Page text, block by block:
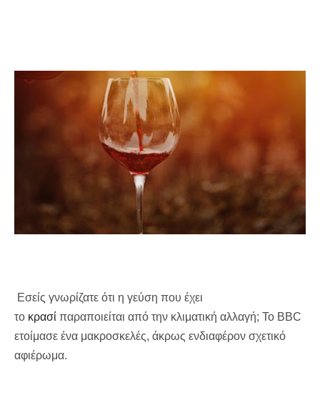
Εσείς γνωρίζατε ότι η γεύση που έχει
το κρασί παραποιείται από την κλιματική αλλαγή; Το BBC
ετοίμασε ένα μακροσκελές, άκρως ενδιαφέρον σχετικό
αφιέρωμα.